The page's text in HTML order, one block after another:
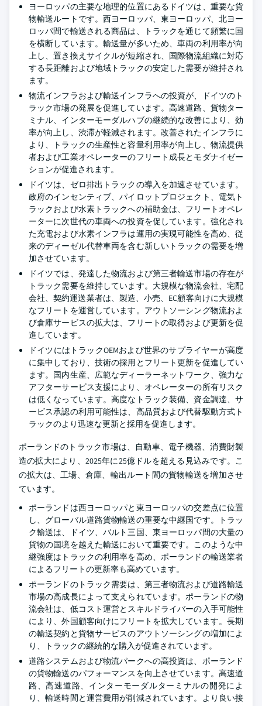
ヨーロッパの主要な地理的位置にあるドイツは、重要な貨
物輸送ルートです。西ヨーロッパ、東ヨーロッパ、北ヨー
ロッパ間で輸送される商品は、トラックを通じて頻繁に国
を横断しています。輸送量が多いため、車両の利用率が向
上し、置き換えサイクルが短縮され、国際物流組織に対応
する長距離および地域トラックの安定した需要が維持され
ます。
物流インフラおよび輸送インフラへの投資が、ドイツのト
ラック市場の発展を促進しています。高速道路、貨物ター
ミナル、インターモーダルハブの継続的な改善により、効
率が向上し、渋滞が軽減されます。改善されたインフラに
より、トラックの生産性と容量利用率が向上し、物流提供
者および工業オペレーターのフリート成長とモダナイゼー
ションが促進されます。
ドイツは、ゼロ排出トラックの導入を加速させています。
政府のインセンティブ、パイロットプロジェクト、電気ト
ラックおよび水素トラックへの補助金は、フリートオペレ
ーターに次世代の車両への投資を促しています。強化され
た充電および水素インフラは運用の実現可能性を高め、従
来のディーゼル代替車両を含む新しいトラックの需要を増
加させています。
ドイツでは、発達した物流および第三者輸送市場の存在が
トラック需要を維持しています。大規模な物流会社、宅配
会社、契約運送業者は、製造、小売、EC顧客向けに大規模
なフリートを運営しています。アウトソーシング物流およ
び倉庫サービスの拡大は、フリートの取得および更新を促
進しています。
ドイツにはトラックOEMおよび世界のサプライヤーが高度
に集中しており、技術の採用とフリート更新を促進してい
ます。国内生産、広範なディーラーネットワーク、強力な
アフターサービス支援により、オペレーターの所有リスク
は低くなっています。高度なトラック装備、資金調達、サ
ービス承認の利用可能性は、高品質および代替駆動方式ト
ラックのより迅速な更新と採用を促進します。
ポーランドのトラック市場は、自動車、電子機器、消費財製
造の拡大により、2025年に25億ドルを超える見込みです。こ
の拡大は、工場、倉庫、輸出ルート間の貨物輸送を増加させ
ています。
ポーランドは西ヨーロッパと東ヨーロッパの交差点に位置
し、グローバル道路貨物輸送の重要な中継国です。トラッ
ク輸送は、ドイツ、バルト三国、東ヨーロッパ間の大量の
貨物の国境を越えた輸送において重要です。このような中
継強度はトラックの利用率を高め、ポーランドの輸送業者
によるフリートの更新率も高めています。
ポーランドのトラック需要は、第三者物流および道路輸送
市場の高成長によって支えられています。ポーランドの物
流会社は、低コスト運営とスキルドライバーの入手可能性
により、外国顧客向けにフリートを拡大しています。長期
の輸送契約と貨物サービスのアウトソーシングの増加によ
り、トラックの継続的な購入が促進されています。
道路システムおよび物流パークへの高投資は、ポーランド
の貨物輸送のパフォーマンスを向上させています。高速道
路、高速道路、インターモーダルターミナルの開発によ
り、輸送時間と運営費用が削減されています。より良い接